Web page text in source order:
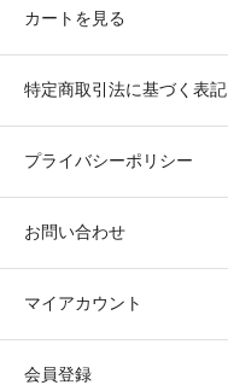
カートを見る
特定商取引法に基づく表記
プライバシーポリシー
お問い合わせ
マイアカウント
会員登録